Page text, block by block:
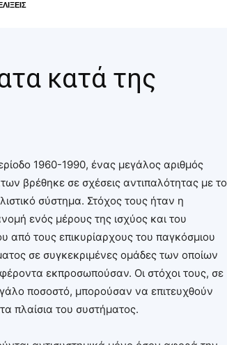
κατά της
1960-1990, ένας μεγάλος αριθμός
βρέθηκε σε σχέσεις αντιπαλότητας με το
σύστημα. Στόχος τους ήταν η
ενός μέρους της ισχύος και του
από τους επικυρίαρχους του παγκόσμιου
σε συγκεκριμένες ομάδες των οποίων
εκπροσωπούσαν. Οι στόχοι τους, σε
ποσοστό, μπορούσαν να επιτευχθούν
πλαίσια του συστήματος.